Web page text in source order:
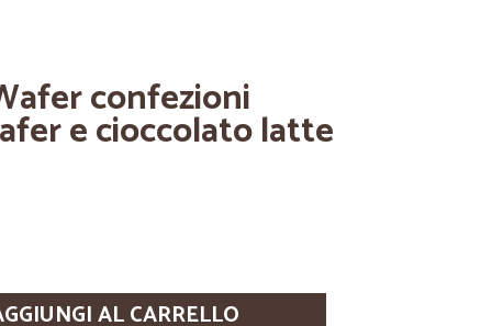
confezioni
e cioccolato latte
AL CARRELLO